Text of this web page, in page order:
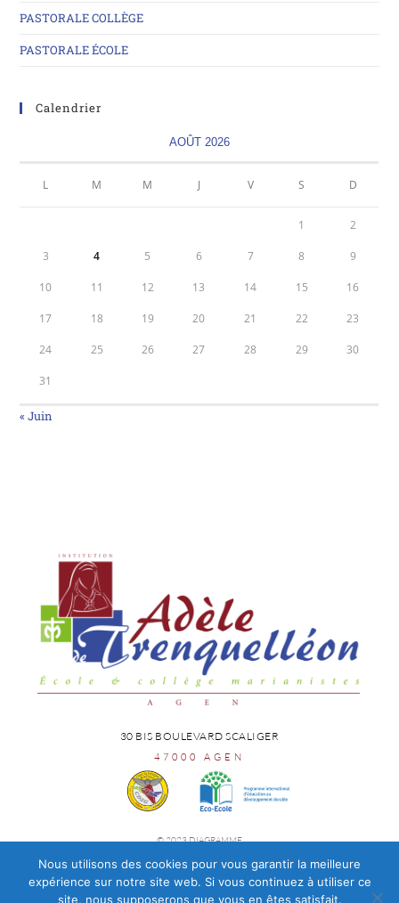
PASTORALE COLLÈGE
PASTORALE ÉCOLE
Calendrier
AOÛT 2026
L M M J V S D
1 2
3 4 5 6 7 8 9
10 11 12 13 14 15 16
17 18 19 20 21 22 23
24 25 26 27 28 29 30
31
« Juin
30 BIS BOULEVARD SCALIGER
47000 AGEN
© 2023 DIAGRAMME
Nous utilisons des cookies pour vous garantir la meilleure
expérience sur notre site web. Si vous continuez à utiliser ce
site, nous supposerons que vous en êtes satisfait.